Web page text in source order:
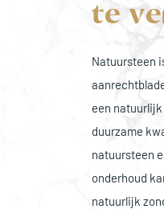
te
Natuursteen
een
duurzame
natuursteen
onderhoud
natuurlijk